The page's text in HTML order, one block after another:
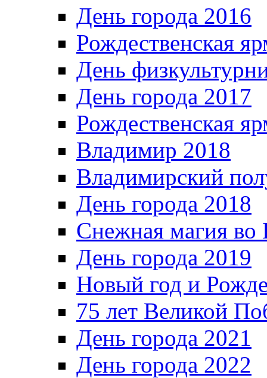
День города 2016
Рождественская
День
День города 2017
Рождественская
Владимир 2018
Владимирский
День города 2018
Снежная магия во
День города 2019
Новый год и
75 лет Великой
День города 2021
День города 2022